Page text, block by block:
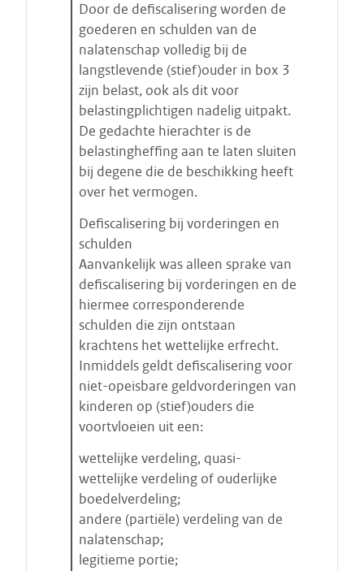
Door de defiscalisering worden de
goederen en schulden van de
nalatenschap volledig bij de
langstlevende (stief)ouder in box 3
zijn belast, ook als dit voor
belastingplichtigen nadelig uitpakt.
De gedachte hierachter is de
belastingheffing aan te laten sluiten
bij degene die de beschikking heeft
over het vermogen.
Defiscalisering bij vorderingen en
schulden
Aanvankelijk was alleen sprake van
defiscalisering bij vorderingen en de
hiermee corresponderende
schulden die zijn ontstaan
krachtens het wettelijke erfrecht.
Inmiddels geldt defiscalisering voor
niet-opeisbare geldvorderingen van
kinderen op (stief)ouders die
voortvloeien uit een:
wettelijke verdeling, quasi-
wettelijke verdeling of ouderlijke
boedelverdeling;
andere (partiële) verdeling van de
nalatenschap;
legitieme portie;